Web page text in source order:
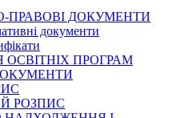
ПРАВОВІ ДОКУМЕНТИ
документи
ОСВІТНІХ ПРОГРАМ
РОЗПИС